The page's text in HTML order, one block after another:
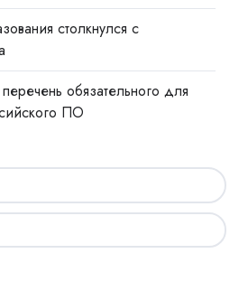
столкнулся с
обязательного для
ПО